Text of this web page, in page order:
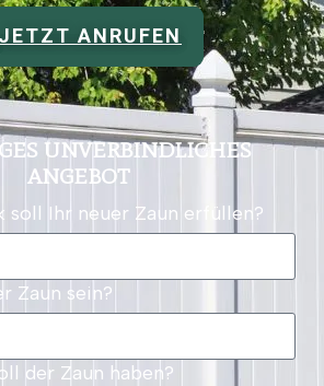
ANRUFEN
UNVERBINDLICHES
ANGEBOT
soll Ihr neuer Zaun erfüllen?
Zaun sein?
der Zaun haben?